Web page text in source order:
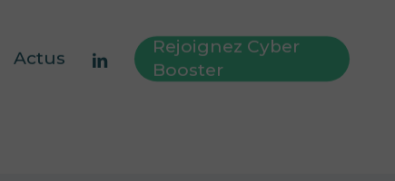
Actus
Rejoignez Cyber
Booster
linkedin